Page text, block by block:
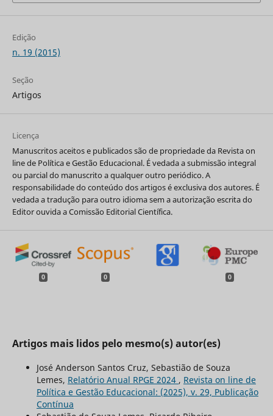
Edição
n. 19 (2015)
Seção
Artigos
Licença
Manuscritos aceitos e publicados são de propriedade da Revista on
line de Política e Gestão Educacional. É vedada a submissão integral
ou parcial do manuscrito a qualquer outro periódico. A
responsabilidade do conteúdo dos artigos é exclusiva dos autores. É
vedada a tradução para outro idioma sem a autorização escrita do
Editor ouvida a Comissão Editorial Científica.
0 0 0
Artigos mais lidos pelo mesmo(s) autor(es)
José Anderson Santos Cruz, Sebastião de Souza
Lemes, Relatório Anual RPGE 2024 , Revista on line de
Política e Gestão Educacional: (2025), v. 29, Publicação
Contínua